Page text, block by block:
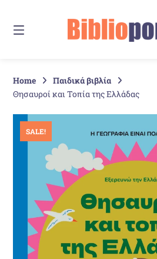
Inhalt
Home
Παιδικά βιβλία
Θησαυροί και Τοπία της Ελλάδας
SALE!